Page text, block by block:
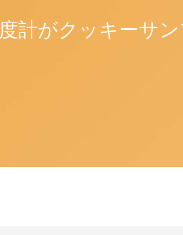
計がクッキーサ